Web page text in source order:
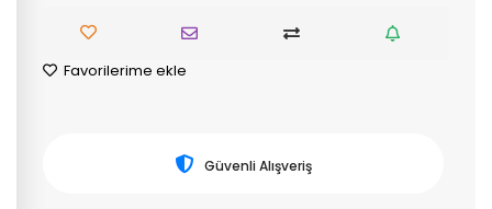
Favorilerime ekle
Güvenli Alışveriş